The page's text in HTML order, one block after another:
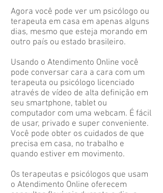
Agora você pode ver um psicólogo ou
terapeuta em casa em apenas alguns
dias, mesmo que esteja morando em
outro país ou estado brasileiro.
Usando o Atendimento Online você
pode conversar cara a cara com um
terapeuta ou psicólogo licenciado
através de vídeo de alta definição em
seu smartphone, tablet ou
computador com uma webcam. É fácil
de usar, privado e super conveniente.
Você pode obter os cuidados de que
precisa em casa, no trabalho e
quando estiver em movimento.
Os terapeutas e psicólogos que usam
o Atendimento Online oferecem